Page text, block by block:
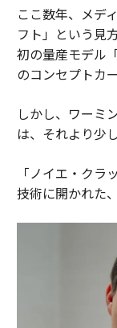
ここ数年、メデ
フト」という見
初の量産モデル
のコンセプトカ
しかし、ワーミ
は、それより少
「ノイエ・クラ
技術に開かれた